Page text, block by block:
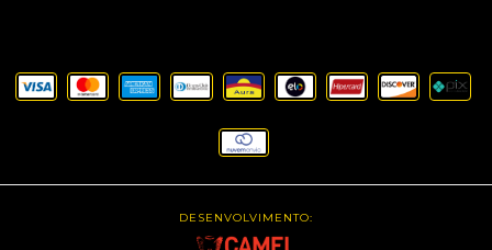
DESENVOLVIMENTO: